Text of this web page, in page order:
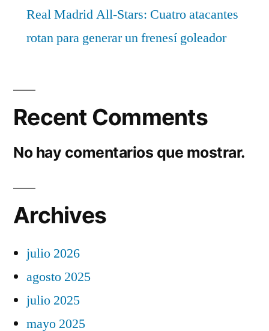
Real Madrid All-Stars: Cuatro atacantes
rotan para generar un frenesí goleador
Recent Comments
No hay comentarios que mostrar.
Archives
julio 2026
agosto 2025
julio 2025
mayo 2025